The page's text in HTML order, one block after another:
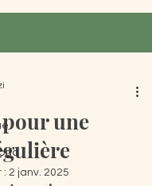
pour une
: 2 janv. 2025